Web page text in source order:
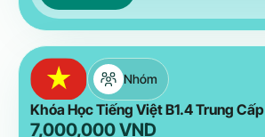
Nhóm
Khóa Học Tiếng Việt B1.4 Trung Cấp
7,000,000VND